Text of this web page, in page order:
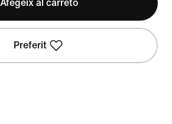
Afegeix al carretó
Preferit